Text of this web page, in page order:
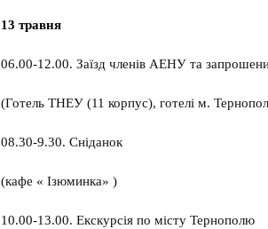
13 травня
06.00-12.00. Заїзд членів АЕНУ та
(Готель ТНЕУ (11 корпус), готелі м.
08.30-9.30. Сніданок
(кафе « Ізюминка» )
10.00-13.00. Екскурсія по місту Тернополю